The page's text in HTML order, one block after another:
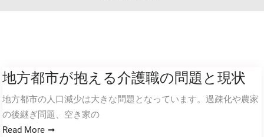
地方都市が抱える介護職の問題と現状
地方都市の人口減少は大きな問題となっています。過疎化や農家
の後継ぎ問題、空き家の
Read More